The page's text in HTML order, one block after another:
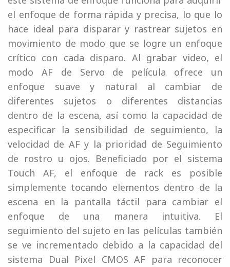
el enfoque de forma rápida y precisa, lo que lo
hace ideal para disparar y rastrear sujetos en
movimiento de modo que se logre un enfoque
crítico con cada disparo. Al grabar video, el
modo AF de Servo de película ofrece un
enfoque suave y natural al cambiar de
diferentes sujetos o diferentes distancias
dentro de la escena, así como la capacidad de
especificar la sensibilidad de seguimiento, la
velocidad de AF y la prioridad de Seguimiento
de rostro u ojos. Beneficiado por el sistema
Touch AF, el enfoque de rack es posible
simplemente tocando elementos dentro de la
escena en la pantalla táctil para cambiar el
enfoque de una manera intuitiva. El
seguimiento del sujeto en las películas también
se ve incrementado debido a la capacidad del
sistema Dual Pixel CMOS AF para reconocer